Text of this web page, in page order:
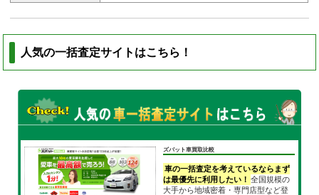
人気の一括査定サイトはこちら！
ズバット車買取比較
車の一括査定を考えているならまず
は最優先に利用したい！ 全国規模の
大手から地域密着・専門店型など登